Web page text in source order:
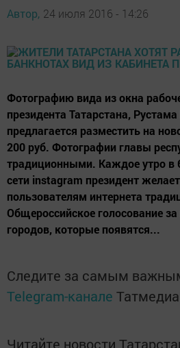
Автор, 24 июля 2016 - 14:26
Фотографию вида из окна
президента Татарстана,
предлагается разместить на
200 руб. Фотографии главы
традиционными. Каждое утро в
сети instagram президент
пользователям интернета
Общероссийское голосование
городов, которые появятся...
Следите за самым
Telegram-канале Татмедиа
Читайте новости